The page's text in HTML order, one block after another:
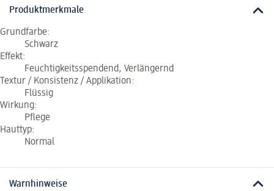
Produktmerkmale
Grundfarbe:
Schwarz
Effekt:
Feuchtigkeitsspendend, Verlängernd
Textur / Konsistenz / Applikation:
Flüssig
Wirkung:
Pflege
Hauttyp:
Normal
Warnhinweise